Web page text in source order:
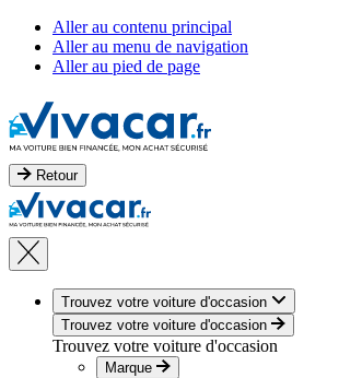
Aller au contenu principal
Aller au menu de navigation
Aller au pied de page
Retour
Trouvez votre voiture d'occasion
Trouvez votre voiture d'occasion
Trouvez votre voiture d'occasion
Marque